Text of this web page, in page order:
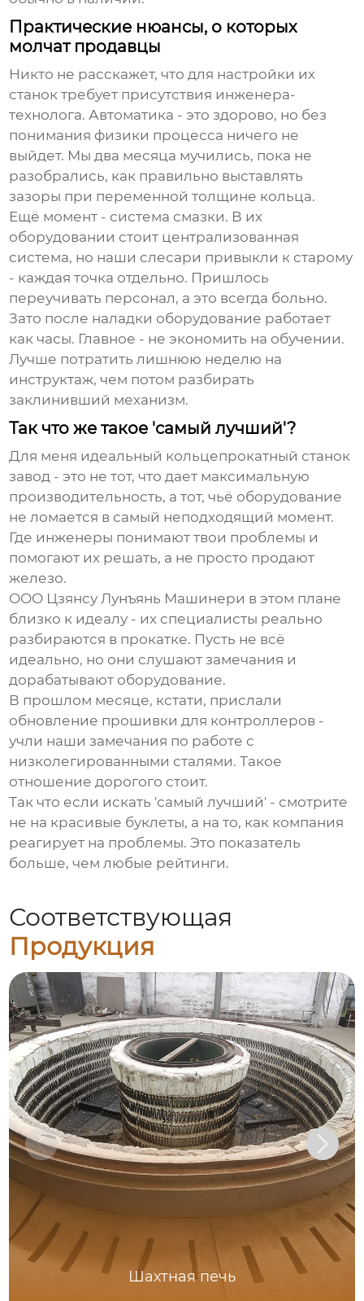
Практические нюансы, о которых
молчат продавцы
Никто не расскажет, что для настройки их
станок требует присутствия инженера-
технолога. Автоматика - это здорово, но без
понимания физики процесса ничего не
выйдет. Мы два месяца мучились, пока не
разобрались, как правильно выставлять
зазоры при переменной толщине кольца.
Ещё момент - система смазки. В их
оборудовании стоит централизованная
система, но наши слесари привыкли к старому
- каждая точка отдельно. Пришлось
переучивать персонал, а это всегда больно.
Зато после наладки оборудование работает
как часы. Главное - не экономить на обучении.
Лучше потратить лишнюю неделю на
инструктаж, чем потом разбирать
заклинивший механизм.
Так что же такое 'самый лучший'?
Для меня идеальный кольцепрокатный станок
завод - это не тот, что дает максимальную
производительность, а тот, чьё оборудование
не ломается в самый неподходящий момент.
Где инженеры понимают твои проблемы и
помогают их решать, а не просто продают
железо.
ООО Цзянсу Лунъянь Машинери в этом плане
близко к идеалу - их специалисты реально
разбираются в прокатке. Пусть не всё
идеально, но они слушают замечания и
дорабатывают оборудование.
В прошлом месяце, кстати, прислали
обновление прошивки для контроллеров -
учли наши замечания по работе с
низколегированными сталями. Такое
отношение дорогого стоит.
Так что если искать 'самый лучший' - смотрите
не на красивые буклеты, а на то, как компания
реагирует на проблемы. Это показатель
больше, чем любые рейтинги.
Соответствующая
Продукция
Шахтная печь